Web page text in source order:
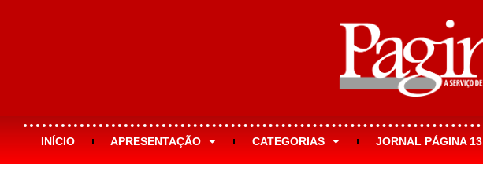
INÍCIO APRESENTAÇÃO CATEGORIAS JORNAL PÁGINA 13